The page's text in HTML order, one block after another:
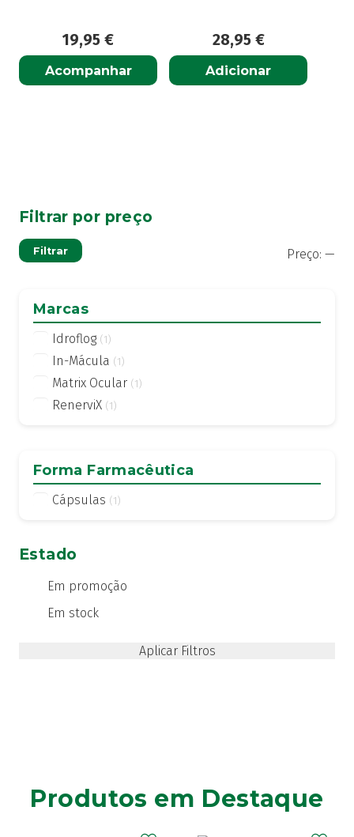
19,95 €
Acompanhar
28,95 €
Adicionar
Filtrar por preço
Filtrar Preço: —
Marcas
Idroflog (1)
In-Mácula (1)
Matrix Ocular (1)
RenerviX (1)
Forma Farmacêutica
Cápsulas (1)
Estado
Em promoção
Em stock
Produtos em Destaque